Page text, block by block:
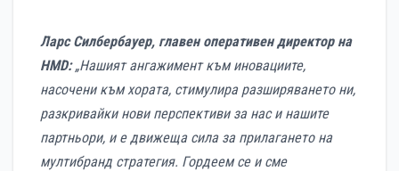
Ларс Силбербауер, главен оперативен директор на
HMD:„Нашият ангажимент към иновациите,
насочени към хората, стимулира разширяването ни,
разкривайки нови перспективи за нас и нашите
партньори, и е движеща сила за прилаганетона
мултибранд стратегия. Гордеем се и сме